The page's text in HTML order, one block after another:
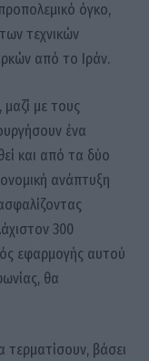
όγκο,
τεχνικών
από το Ιράν.
με τους
ένα
και από τα δύο
ανάπτυξη
300
εφαρμογής αυτού
θα
τερματίσουν, βάσει